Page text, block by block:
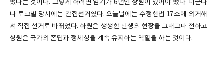
했다는 것이다. 그렇게 하려면 임기가 6년인 상원이 있어야 했다. 더군다
나 토크빌 당시에는 간접선거였다. 오늘날에는 수정헌법 17조에 의거해
서 직접 선거로 바뀌었다. 하원은 생생한 민생의 현장을 그때그때 전하고
상원은 국가의 존립과 정체성을 계속 유지하는 역할을 하는 것이다.